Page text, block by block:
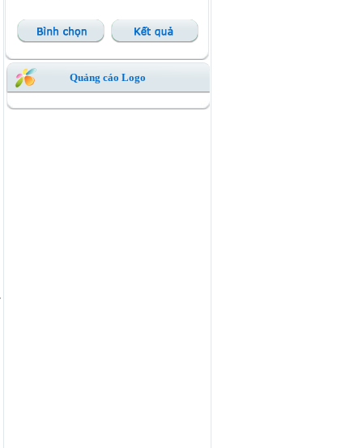
Quảng cáo Logo